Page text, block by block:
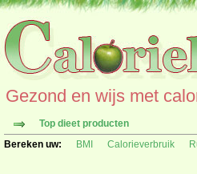
Gezond en wijs met
Top dieet producten
Bereken uw:
BMI Calorieverbruik